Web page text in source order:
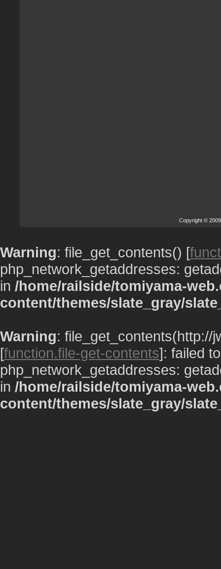
Copyright ©
Warning: file_get_contents() [
php_network_getaddresses:
in /home/railside/tomiyama-
content/themes/slate_gray/
Warning: file_get_contents(http://
[function.file-get-contents]: failed
php_network_getaddresses:
in /home/railside/tomiyama-
content/themes/slate_gray/